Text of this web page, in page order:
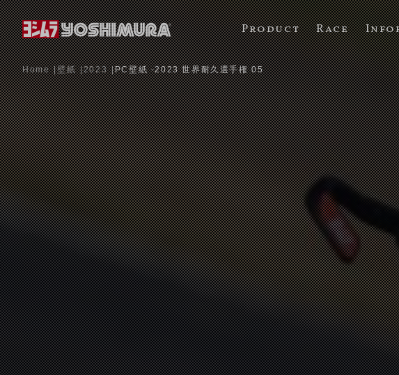
Product Race
Home 壁紙 2023 PC壁紙 -2023 世界耐久選手権 05